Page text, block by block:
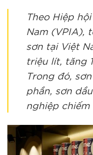
Theo Hiệp
Nam (VPIA),
sơn tại Việt
triệu lít, tăng
Trong đó,
phần, sơn
nghiệp chiếm